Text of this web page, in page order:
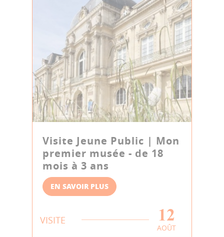
Visite Jeune Public | Mon
premier musée - de 18
mois à 3 ans
EN SAVOIR PLUS
VISITE 12
AOÛT